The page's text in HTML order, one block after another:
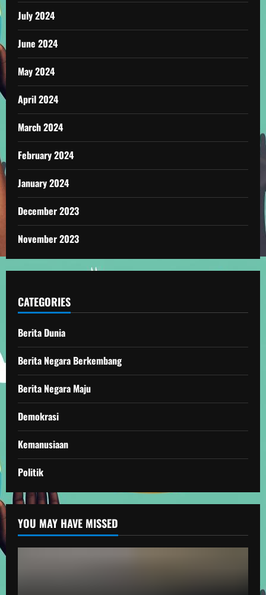
July 2024
June 2024
May 2024
April 2024
March 2024
February 2024
January 2024
December 2023
November 2023
CATEGORIES
Berita Dunia
Berita Negara Berkembang
Berita Negara Maju
Demokrasi
Kemanusiaan
Politik
YOU MAY HAVE MISSED